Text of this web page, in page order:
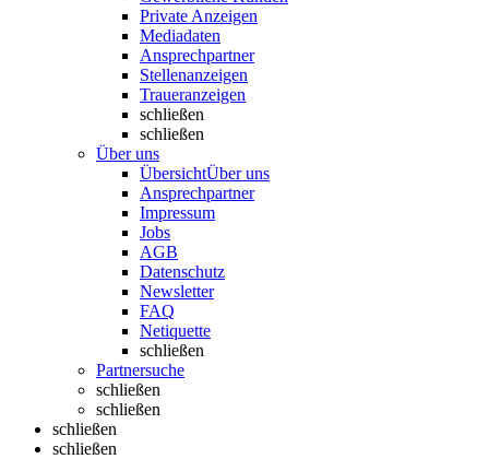
Private Anzeigen
Mediadaten
Ansprechpartner
Stellenanzeigen
Traueranzeigen
schließen
schließen
Über uns
ÜbersichtÜber uns
Ansprechpartner
Impressum
Jobs
AGB
Datenschutz
Newsletter
FAQ
Netiquette
schließen
Partnersuche
schließen
schließen
schließen
schließen